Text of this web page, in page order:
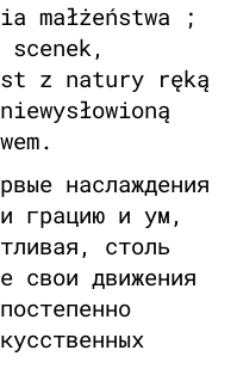
małżeństwa ;
scenek,
z natury ręką
наслаждения
грацию и ум,
столь
свои движения